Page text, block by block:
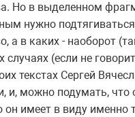
Но в выделенном
нужно
а в каких - наоборот
случаях (если не
текстах Сергей
и, можно подумать, что
он имеет в виду